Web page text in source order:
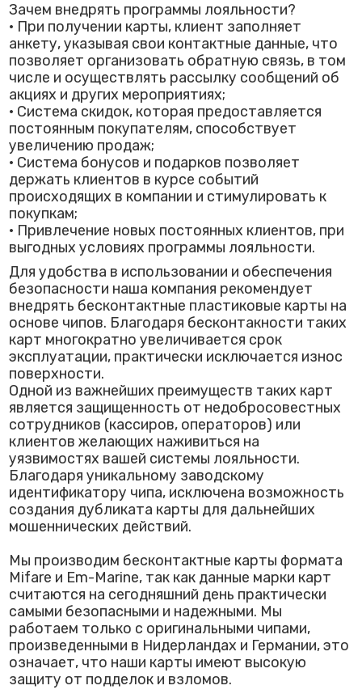
Зачем внедрять программы лояльности?
• При получении карты, клиент заполняет
анкету, указывая свои контактные данные, что
позволяет организовать обратную связь, в том
числе и осуществлять рассылку сообщений об
акциях и других мероприятиях;
• Система скидок, которая предоставляется
постоянным покупателям, способствует
увеличению продаж;
• Система бонусов и подарков позволяет
держать клиентов в курсе событий
происходящих в компании и стимулировать к
покупкам;
• Привлечение новых постоянных клиентов, при
выгодных условиях программы лояльности.
Для удобства в использовании и обеспечения
безопасности наша компания рекомендует
внедрять бесконтактные пластиковые карты на
основе чипов. Благодаря бесконтакности таких
карт многократно увеличивается срок
эксплуатации, практически исключается износ
поверхности.
Одной из важнейших преимуществ таких карт
является защищенность от недобросовестных
сотрудников (кассиров, операторов) или
клиентов желающих наживиться на
уязвимостях вашей системы лояльности.
Благодаря уникальному заводскому
идентификатору чипа, исключена возможность
создания дубликата карты для дальнейших
мошеннических действий.
Мы производим бесконтактные карты формата
Mifare и Em-Marine, так как данные марки карт
считаются на сегодняшний день практически
самыми безопасными и надежными. Мы
работаем только с оригинальными чипами,
произведенными в Нидерландах и Германии, это
означает, что наши карты имеют высокую
защиту от подделок и взломов.